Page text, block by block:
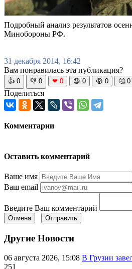
Подробный анализ результатов
Минобороны РФ.
31 декабря 2014, 16:42
Вам понравилась эта публикация?
👍 0 👎 0 ❤ 0 😆 0 😡 0 🤔 0
Поделиться
Комментарии
Оставить комментарий
Ваше имя
Ваш email
Введите Ваш комментарий
Отмена Отправить
Другие Новости
06 августа 2026, 15:08 В Грузии
251